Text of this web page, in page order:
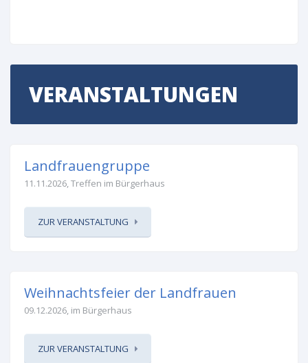
VERANSTALTUNGEN
Landfrauengruppe
11.11.2026, Treffen im Bürgerhaus
ZUR VERANSTALTUNG
Weihnachtsfeier der Landfrauen
09.12.2026, im Bürgerhaus
ZUR VERANSTALTUNG